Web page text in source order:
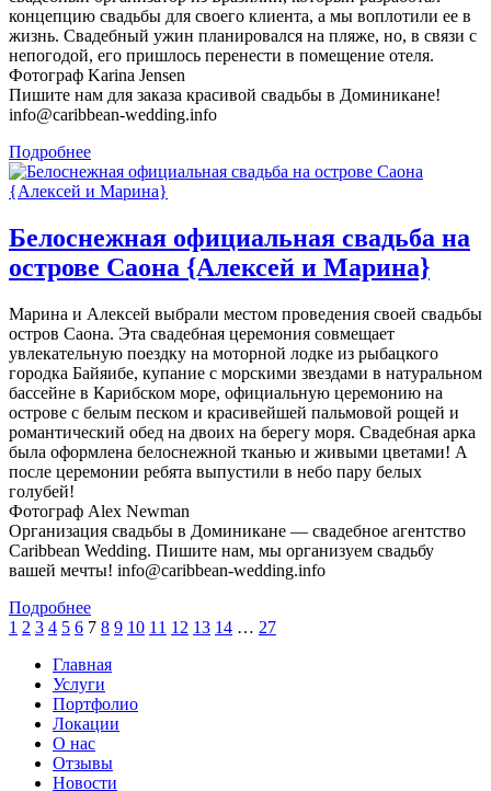
концепцию свадьбы для своего клиента, а мы воплотили ее в
жизнь. Свадебный ужин планировался на пляже, но, в связи с
непогодой, его пришлось перенести в помещение отеля.
Фотограф Karina Jensen
Пишите нам для заказа красивой свадьбы в Доминикане!
info@caribbean-wedding.info
Подробнее
Белоснежная официальная свадьба на
острове Саона {Алексей и Марина}
Марина и Алексей выбрали местом проведения своей свадьбы
остров Саона. Эта свадебная церемония совмещает
увлекательную поездку на моторной лодке из рыбацкого
городка Байяибе, купание с морскими звездами в натуральном
бассейне в Карибском море, официальную церемонию на
острове с белым песком и красивейшей пальмовой рощей и
романтический обед на двоих на берегу моря. Свадебная арка
была оформлена белоснежной тканью и живыми цветами! А
после церемонии ребята выпустили в небо пару белых
голубей!
Фотограф Alex Newman
Организация свадьбы в Доминикане — свадебное агентство
Caribbean Wedding. Пишите нам, мы организуем свадьбу
вашей мечты! info@caribbean-wedding.info
Подробнее
1 2 3 4 5 6 7 8 9 10 11 12 13 14 … 27
Главная
Услуги
Портфолио
Локации
О нас
Отзывы
Новости